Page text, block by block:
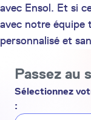
avec Ensol. Et si
avec notre équipe
personnalisé et
Passez au
Sélectionnez
: